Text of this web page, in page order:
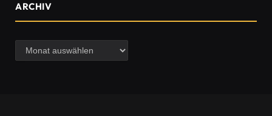
ARCHIV
Archiv